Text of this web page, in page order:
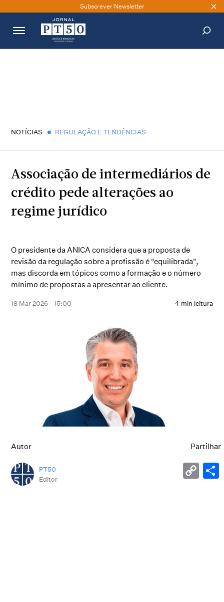
Subscrever Newsletter
NOTÍCIAS REGULAÇÃO E TENDÊNCIAS
Associação de intermediários de
crédito pede alterações ao
regime jurídico
O presidente da ANICA considera que a proposta de
revisão da regulação sobre a profissão é "equilibrada",
mas discorda em tópicos como a formação e o número
mínimo de propostas a apresentar ao cliente.
18 Mar 2026 - 15:00 4 min leitura
Autor
PT50
Editor
Partilhar